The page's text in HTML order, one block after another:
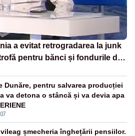
a evitat retrogradarea la junk
pentru bănci și fondurile de
Dunăre, pentru salvarea producției
va detona o stâncă și va devia apa
șmecheria înghețării pensiilor.